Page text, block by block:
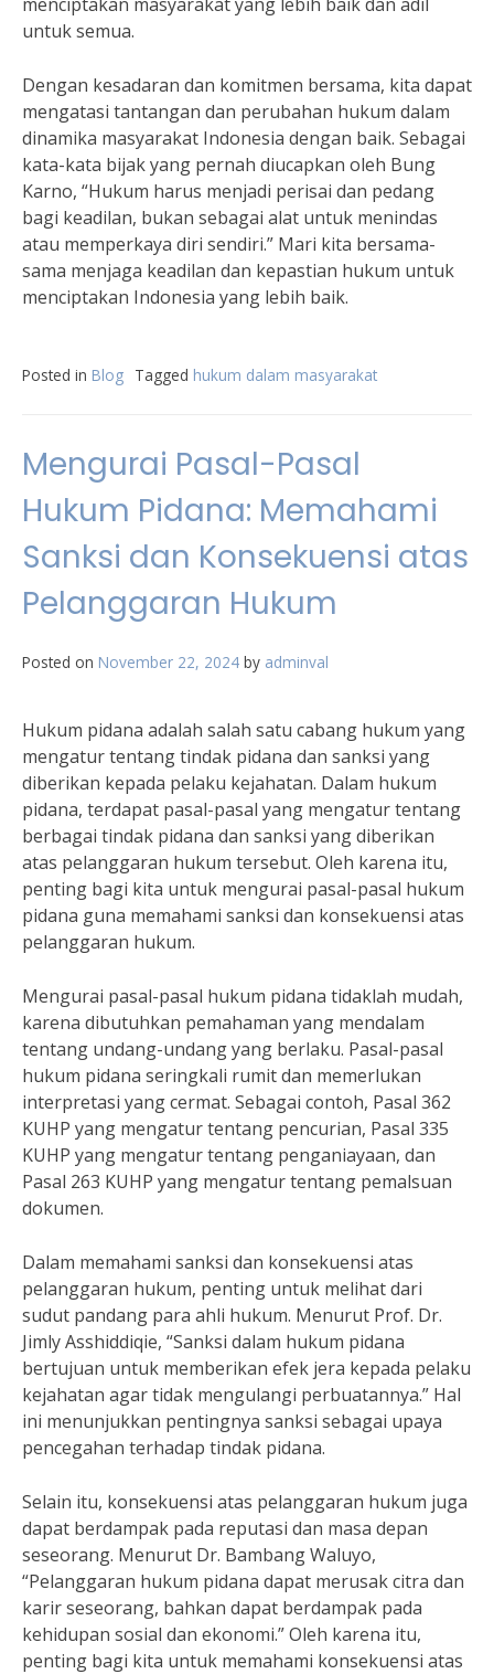
untuk semua.
Dengan kesadaran dan komitmen bersama, kita dapat
mengatasi tantangan dan perubahan hukum dalam
dinamika masyarakat Indonesia dengan baik. Sebagai
kata-kata bijak yang pernah diucapkan oleh Bung
Karno, “Hukum harus menjadi perisai dan pedang
bagi keadilan, bukan sebagai alat untuk menindas
atau memperkaya diri sendiri.” Mari kita bersama-
sama menjaga keadilan dan kepastian hukum untuk
menciptakan Indonesia yang lebih baik.
Posted in Blog Tagged hukum dalam masyarakat
Mengurai Pasal-Pasal
Hukum Pidana: Memahami
Sanksi dan Konsekuensi atas
Pelanggaran Hukum
Posted on November 22, 2024 by adminval
Hukum pidana adalah salah satu cabang hukum yang
mengatur tentang tindak pidana dan sanksi yang
diberikan kepada pelaku kejahatan. Dalam hukum
pidana, terdapat pasal-pasal yang mengatur tentang
berbagai tindak pidana dan sanksi yang diberikan
atas pelanggaran hukum tersebut. Oleh karena itu,
penting bagi kita untuk mengurai pasal-pasal hukum
pidana guna memahami sanksi dan konsekuensi atas
pelanggaran hukum.
Mengurai pasal-pasal hukum pidana tidaklah mudah,
karena dibutuhkan pemahaman yang mendalam
tentang undang-undang yang berlaku. Pasal-pasal
hukum pidana seringkali rumit dan memerlukan
interpretasi yang cermat. Sebagai contoh, Pasal 362
KUHP yang mengatur tentang pencurian, Pasal 335
KUHP yang mengatur tentang penganiayaan, dan
Pasal 263 KUHP yang mengatur tentang pemalsuan
dokumen.
Dalam memahami sanksi dan konsekuensi atas
pelanggaran hukum, penting untuk melihat dari
sudut pandang para ahli hukum. Menurut Prof. Dr.
Jimly Asshiddiqie, “Sanksi dalam hukum pidana
bertujuan untuk memberikan efek jera kepada pelaku
kejahatan agar tidak mengulangi perbuatannya.” Hal
ini menunjukkan pentingnya sanksi sebagai upaya
pencegahan terhadap tindak pidana.
Selain itu, konsekuensi atas pelanggaran hukum juga
dapat berdampak pada reputasi dan masa depan
seseorang. Menurut Dr. Bambang Waluyo,
“Pelanggaran hukum pidana dapat merusak citra dan
karir seseorang, bahkan dapat berdampak pada
kehidupan sosial dan ekonomi.” Oleh karena itu,
penting bagi kita untuk memahami konsekuensi atas